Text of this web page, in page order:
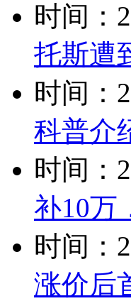
时间：
托斯遭
时间：
科普介
时间：
补10万
时间：
涨价后